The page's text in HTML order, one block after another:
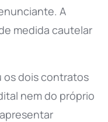
A
medida cautelar
os dois contratos
nem do próprio